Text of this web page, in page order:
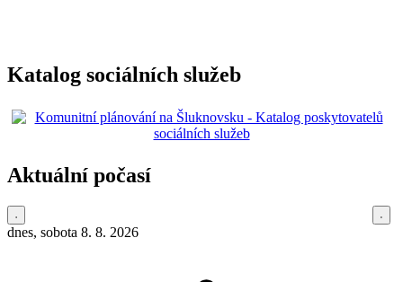
Katalog sociálních služeb
Aktuální počasí
dnes, sobota 8. 8. 2026